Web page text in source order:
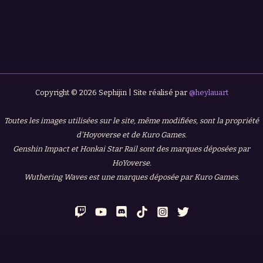
Copyright © 2026 Sephijin | Site réalisé par @heylauart
Toutes les images utilisées sur le site, même modifiées, sont la propriété
d'Hoyoverse et de Kuro Games.
Genshin Impact et Honkai Star Rail sont des marques déposées par
HoYoverse.
Wuthering Waves est une marques déposée par Kuro Games.